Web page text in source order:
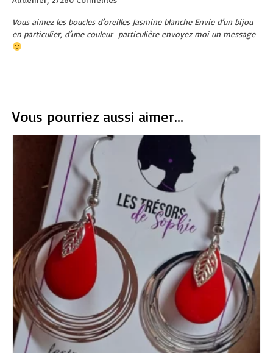
Vous aimez les boucles d’oreilles Jasmine blanche Envie d’un bijou
en particulier, d’une couleur particulière envoyez moi un message
Vous pourriez aussi aimer...